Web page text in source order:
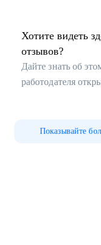
Хотите видеть
отзывов?
Дайте знать об
работодателя
Показывайте